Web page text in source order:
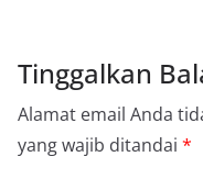
Tinggalkan
Alamat email Anda
yang wajib ditandai *